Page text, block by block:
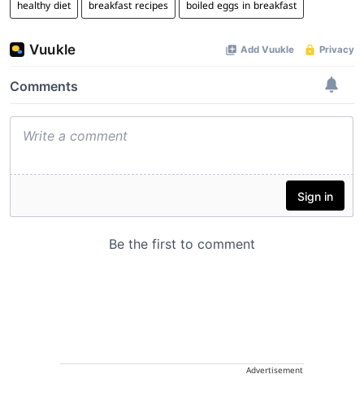
healthy diet breakfast recipes boiled eggs in breakfast
Advertisement